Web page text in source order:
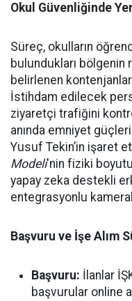
Okul Güvenliğinde
Süreç, okulların
bulundukları
belirlenen
İstihdam edilecek
ziyaretçi trafiğini
anında emniyet
Yusuf Tekin’in işaret
Modeli'nin fiziki
yapay zeka destekli
entegrasyonlu
Başvuru ve İşe Alım
Başvuru: İlanlar
başvurular online